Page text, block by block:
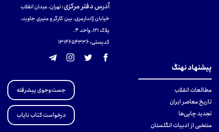
آدرس دفتر مرکزی:تهران، میدان انقلاب
خیابان ژاندارمری، بین کارگر و منیری جاوید،
پلاک 121، واحد ۴.
کدپستی: 131465433۶
پیشنهاد نهنگ
مطالعات انقلاب
تاریخ معاصر ایران
تجدید چاپی‌ها
منتخبی از ادبیات انگلستان
جست‌وجوی پیشرفته
درخواست کتاب نایاب